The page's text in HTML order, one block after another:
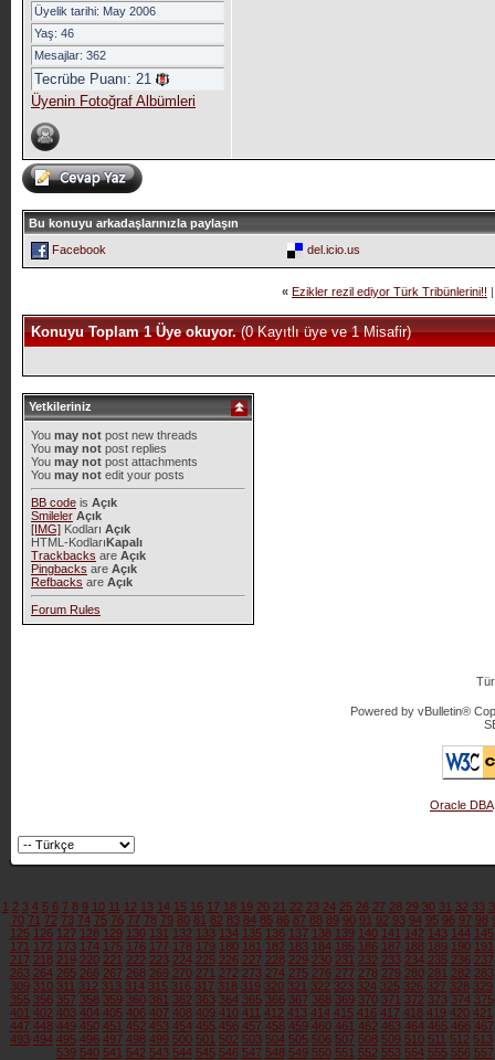
Üyelik tarihi: May 2006
Yaş: 46
Mesajlar: 362
Tecrübe Puanı: 21
Üyenin Fotoğraf Albümleri
Bu konuyu arkadaşlarınızla paylaşın
Facebook
del.icio.us
« Ezikler rezil ediyor Türk Tribünlerini!!
Konuyu Toplam 1 Üye okuyor.(0 Kayıtlı üye ve 1 Misafir)
Yetkileriniz
You may notpost new threads
You may notpost replies
You may notpost attachments
You may notedit your posts
BB codeis Açık
Smileler Açık
[IMG]Kodları Açık
HTML-KodlarıKapalı
Trackbacks are Açık
Pingbacks are Açık
Refbacks are Açık
Forum Rules
Powered by vBulletin®
Oracle DBA
1 2 3 4 5 6 7 8 9 10 11 12 13 14 15 16 17 18 19 20 21 22 23 24 25 26 27 28 29 30 31 32 33
70 71 72 73 74 75 76 77 78 79 80 81 82 83 84 85 86 87 88 89 90 91 92 93 94 95 96 97 98
125 126 127 128 129 130 131 132 133 134 135 136 137 138 139 140 141 142 143 144 145
171 172 173 174 175 176 177 178 179 180 181 182 183 184 185 186 187 188 189 190 191
217 218 219 220 221 222 223 224 225 226 227 228 229 230 231 232 233 234 235 236 237
263 264 265 266 267 268 269 270 271 272 273 274 275 276 277 278 279 280 281 282 283
309 310 311 312 313 314 315 316 317 318 319 320 321 322 323 324 325 326 327 328 329
355 356 357 358 359 360 361 362 363 364 365 366 367 368 369 370 371 372 373 374 375
401 402 403 404 405 406 407 408 409 410 411 412 413 414 415 416 417 418 419 420 421
447 448 449 450 451 452 453 454 455 456 457 458 459 460 461 462 463 464 465 466 467
493 494 495 496 497 498 499 500 501 502 503 504 505 506 507 508 509 510 511 512 513
539 540 541 542 543 544 545 546 547 548 549 550 551 552 553 554 555 556 557